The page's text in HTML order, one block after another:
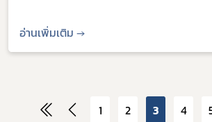
อ่านเพิ่มเติม →
1 2 3 4